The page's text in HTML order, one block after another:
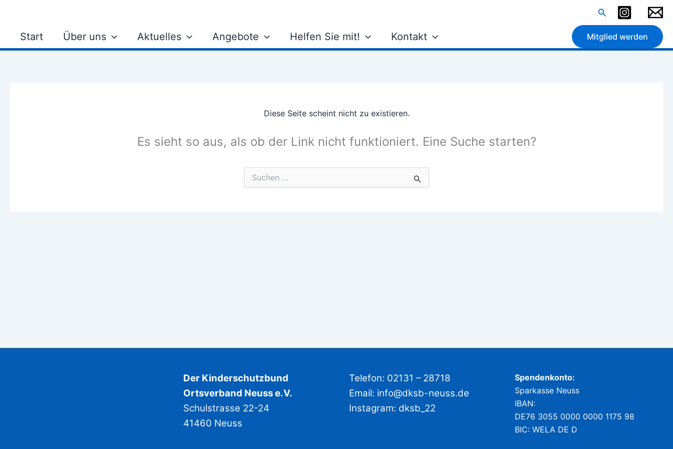
springen
Suchen
Start Über uns Aktuelles Angebote Helfen Sie mit! Kontakt Mitglied werden
Diese Seite scheint nicht zu existieren.
Es sieht so aus, als ob der Link nicht funktioniert. Eine Suche starten?
Suchen
nach:
Der Kinderschutzbund
Ortsverband Neuss e.V.
Schulstrasse 22-24
41460 Neuss
Telefon: 02131 – 28718
Email: info@dksb-neuss.de
Instagram: dksb_22
Spendenkonto:
Sparkasse Neuss
IBAN:
DE76 3055 0000 0000 1175 98
BIC: WELA DE D